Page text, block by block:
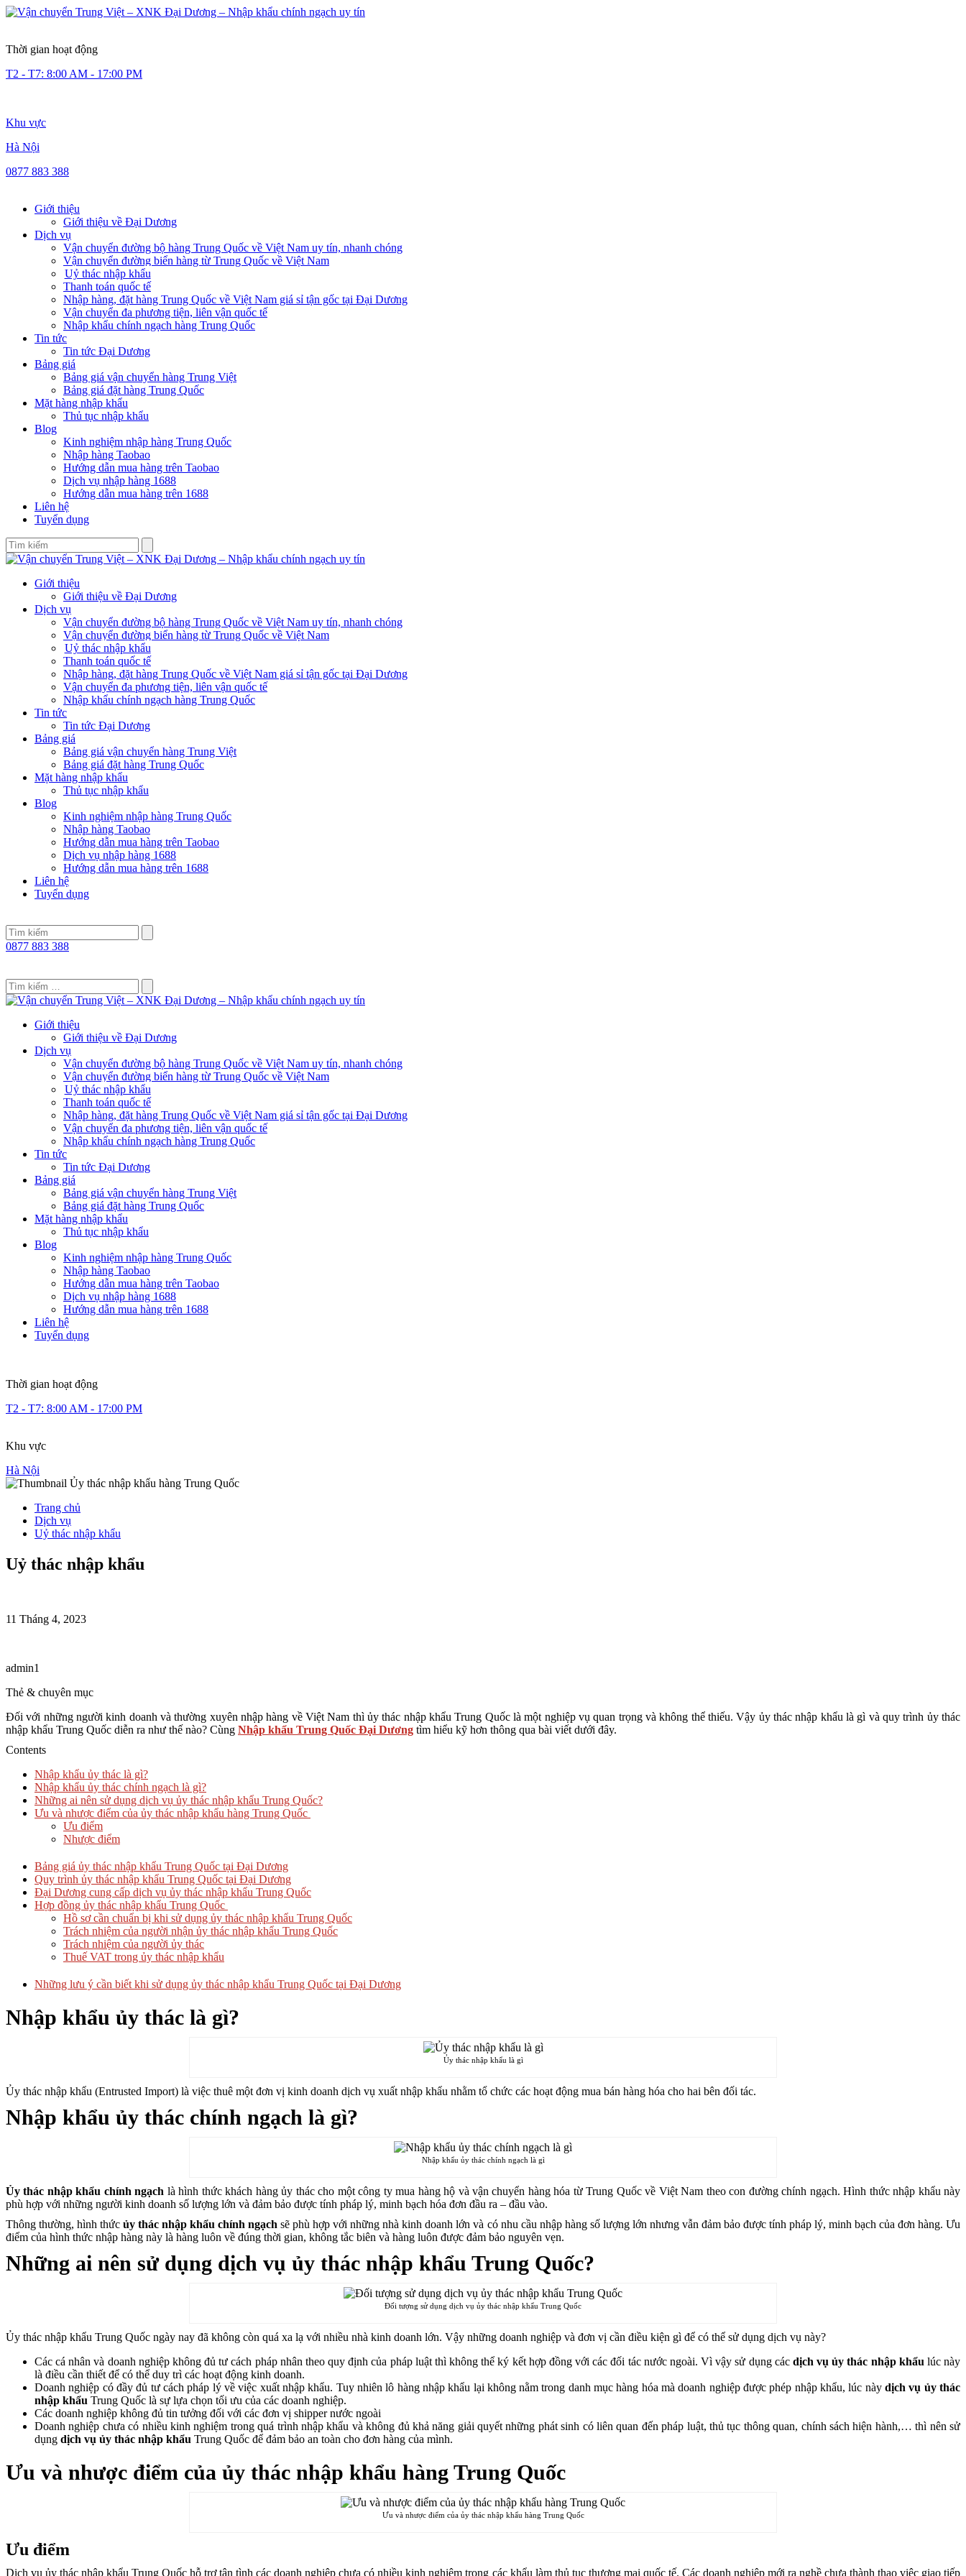
Thời gian hoạt động
T2 - T7: 8:00 AM - 17:00 PM
Khu vực
Hà Nội
0877 883 388
Giới thiệu
Giới thiệu về Đại Dương
Dịch vụ
Vận chuyển đường bộ hàng Trung Quốc về Việt Nam uy tín, nhanh chóng
Vận chuyển đường biển hàng từ Trung Quốc về Việt Nam
Uỷ thác nhập khẩu
Thanh toán quốc tế
Nhập hàng, đặt hàng Trung Quốc về Việt Nam giá sỉ tận gốc tại Đại Dương
Vận chuyển đa phương tiện, liên vận quốc tế
Nhập khẩu chính ngạch hàng Trung Quốc
Tin tức
Tin tức Đại Dương
Bảng giá
Bảng giá vận chuyển hàng Trung Việt
Bảng giá đặt hàng Trung Quốc
Mặt hàng nhập khẩu
Thủ tục nhập khẩu
Blog
Kinh nghiệm nhập hàng Trung Quốc
Nhập hàng Taobao
Hướng dẫn mua hàng trên Taobao
Dịch vụ nhập hàng 1688
Hướng dẫn mua hàng trên 1688
Liên hệ
Tuyển dụng
Giới thiệu
Giới thiệu về Đại Dương
Dịch vụ
Vận chuyển đường bộ hàng Trung Quốc về Việt Nam uy tín, nhanh chóng
Vận chuyển đường biển hàng từ Trung Quốc về Việt Nam
Uỷ thác nhập khẩu
Thanh toán quốc tế
Nhập hàng, đặt hàng Trung Quốc về Việt Nam giá sỉ tận gốc tại Đại Dương
Vận chuyển đa phương tiện, liên vận quốc tế
Nhập khẩu chính ngạch hàng Trung Quốc
Tin tức
Tin tức Đại Dương
Bảng giá
Bảng giá vận chuyển hàng Trung Việt
Bảng giá đặt hàng Trung Quốc
Mặt hàng nhập khẩu
Thủ tục nhập khẩu
Blog
Kinh nghiệm nhập hàng Trung Quốc
Nhập hàng Taobao
Hướng dẫn mua hàng trên Taobao
Dịch vụ nhập hàng 1688
Hướng dẫn mua hàng trên 1688
Liên hệ
Tuyển dụng
0877 883 388
Giới thiệu
Giới thiệu về Đại Dương
Dịch vụ
Vận chuyển đường bộ hàng Trung Quốc về Việt Nam uy tín, nhanh chóng
Vận chuyển đường biển hàng từ Trung Quốc về Việt Nam
Uỷ thác nhập khẩu
Thanh toán quốc tế
Nhập hàng, đặt hàng Trung Quốc về Việt Nam giá sỉ tận gốc tại Đại Dương
Vận chuyển đa phương tiện, liên vận quốc tế
Nhập khẩu chính ngạch hàng Trung Quốc
Tin tức
Tin tức Đại Dương
Bảng giá
Bảng giá vận chuyển hàng Trung Việt
Bảng giá đặt hàng Trung Quốc
Mặt hàng nhập khẩu
Thủ tục nhập khẩu
Blog
Kinh nghiệm nhập hàng Trung Quốc
Nhập hàng Taobao
Hướng dẫn mua hàng trên Taobao
Dịch vụ nhập hàng 1688
Hướng dẫn mua hàng trên 1688
Liên hệ
Tuyển dụng
Thời gian hoạt động
T2 - T7: 8:00 AM - 17:00 PM
Khu vực
Hà Nội
Trang chủ
Dịch vụ
Uỷ thác nhập khẩu
Uỷ thác nhập khẩu
11 Tháng 4, 2023
admin1
Thẻ & chuyên mục
Đối với những người kinh doanh và thường xuyên nhập hàng về Việt Nam thì ủy thác nhập khẩu Trung Quốc là một nghiệp vụ quan trọng và không thể thiếu. Vậy ủy thác nhập khẩu là gì và quy trình ủy thác
nhập khẩu Trung Quốc diễn ra như thế nào? Cùng Nhập khẩu Trung Quốc Đại Dương tìm hiểu kỹ hơn thông qua bài viết dưới đây.
Contents
Nhập khẩu ủy thác là gì?
Nhập khẩu ủy thác chính ngạch là gì?
Những ai nên sử dụng dịch vụ ủy thác nhập khẩu Trung Quốc?
Ưu và nhược điểm của ủy thác nhập khẩu hàng Trung Quốc
Ưu điểm
Nhược điểm
Bảng giá ủy thác nhập khẩu Trung Quốc tại Đại Dương
Quy trình ủy thác nhập khẩu Trung Quốc tại Đại Dương
Đại Dương cung cấp dịch vụ ủy thác nhập khẩu Trung Quốc
Hợp đồng ủy thác nhập khẩu Trung Quốc
Hồ sơ cần chuẩn bị khi sử dụng ủy thác nhập khẩu Trung Quốc
Trách nhiệm của người nhận ủy thác nhập khẩu Trung Quốc
Trách nhiệm của người ủy thác
Thuế VAT trong ủy thác nhập khẩu
Những lưu ý cần biết khi sử dụng ủy thác nhập khẩu Trung Quốc tại Đại Dương
Nhập khẩu ủy thác là gì?
Ủy thác nhập khẩu là gì
Ủy thác nhập khẩu (Entrusted Import) là việc thuê một đơn vị kinh doanh dịch vụ xuất nhập khẩu nhằm tổ chức các hoạt động mua bán hàng hóa cho hai bên đối tác.
Nhập khẩu ủy thác chính ngạch là gì?
Nhập khẩu ủy thác chính ngạch là gì
Ủy thác nhập khẩu chính ngạch là hình thức khách hàng ủy thác cho một công ty mua hàng hộ và vận chuyển hàng hóa từ Trung Quốc về Việt Nam theo con đường chính ngạch. Hình thức nhập khẩu này
phù hợp với những người kinh doanh số lượng lớn và đảm bảo được tính pháp lý, minh bạch hóa đơn đầu ra – đầu vào.
Thông thường, hình thứcủy thác nhập khẩu chính ngạch sẽ phù hợp với những nhà kinh doanh lớn và có nhu cầu nhập hàng số lượng lớn nhưng vẫn đảm bảo được tính pháp lý, minh bạch của đơn hàng. Ưu
điểm của hình thức nhập hàng này là hàng luôn về đúng thời gian, không tắc biên và hàng luôn được đảm bảo nguyên vẹn.
Những ai nên sử dụng dịch vụ ủy thác nhập khẩu Trung Quốc?
Đối tượng sử dụng dịch vụ ủy thác nhập khẩu Trung Quốc
Ủy thác nhập khẩu Trung Quốc ngày nay đã không còn quá xa lạ với nhiều nhà kinh doanh lớn. Vậy những doanh nghiệp và đơn vị cần điều kiện gì để có thể sử dụng dịch vụ này?
Các cá nhân và doanh nghiệp không đủ tư cách pháp nhân theo quy định của pháp luật thì không thể ký kết hợp đồng với các đối tác nước ngoài. Vì vậy sử dụng các dịch vụ ủy thác nhập khẩu lúc này
là điều cần thiết để có thể duy trì các hoạt động kinh doanh.
Doanh nghiệp có đầy đủ tư cách pháp lý về việc xuất nhập khẩu. Tuy nhiên lô hàng nhập khẩu lại không nằm trong danh mục hàng hóa mà doanh nghiệp được phép nhập khẩu, lúc nàydịch vụ ủy thác
nhập khẩu Trung Quốc là sự lựa chọn tối ưu của các doanh nghiệp.
Các doanh nghiệp không đủ tin tưởng đối với các đơn vị shipper nước ngoài
Doanh nghiệp chưa có nhiều kinh nghiệm trong quá trình nhập khẩu và không đủ khả năng giải quyết những phát sinh có liên quan đến pháp luật, thủ tục thông quan, chính sách hiện hành,… thì nên sử
dụng dịch vụ ủy thác nhập khẩu Trung Quốc để đảm bảo an toàn cho đơn hàng của mình.
Ưu và nhược điểm của ủy thác nhập khẩu hàng Trung Quốc
Ưu và nhược điểm của ủy thác nhập khẩu hàng Trung Quốc
Ưu điểm
Dịch vụ ủy thác nhập khẩu Trung Quốc hỗ trợ tận tình các doanh nghiệp chưa có nhiều kinh nghiệm trong các khẩu làm thủ tục thương mại quốc tế. Các doanh nghiệp mới ra nghề chưa thành thạo việc giao tiếp